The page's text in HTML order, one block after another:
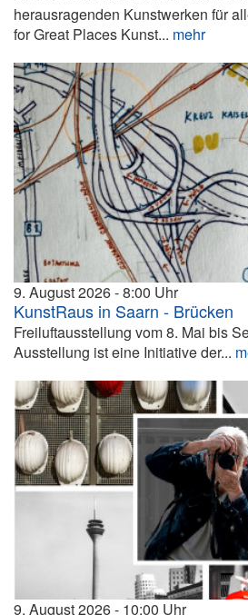
herausragenden Kunstwerken für
for Great Places Kunst... mehr
9. August 2026 8:00
KunstRaus in Saarn - Brücken
Freiluftausstellung vom 8. Mai bis
Ausstellung ist eine Initiative der...
9. August 2026 10:00